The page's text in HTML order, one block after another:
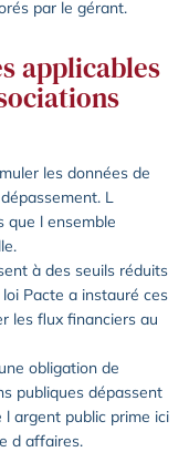
par le gérant.
applicables
les données de
L
que l ensemble
à des seuils réduits
Pacte a instauré ces
les flux financiers au
obligation de
publiques dépassent
l argent public prime ici
d affaires.